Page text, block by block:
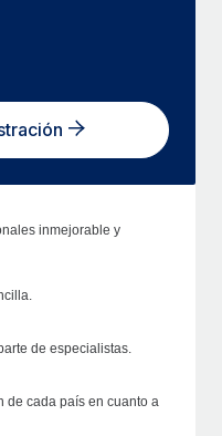
inmejorable y
de especialistas.
de cada país en cuanto a